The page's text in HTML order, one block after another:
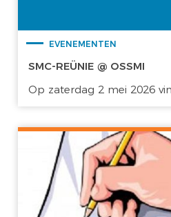
EVENEMENTEN
SMC-REÜNIE @ OSSMI
Op zaterdag 2 mei 2026